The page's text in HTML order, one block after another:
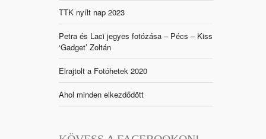
TTK nyílt nap 2023
Petra és Laci jegyes fotózása – Pécs – Kiss
‘Gadget’ Zoltán
Elrajtolt a Fotóhetek 2020
Ahol minden elkezdődött